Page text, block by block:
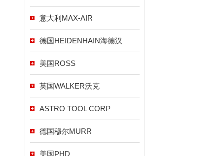
意大利MAX-AIR
德国HEIDENHAIN海德汉
美国ROSS
英国WALKER沃克
ASTRO TOOL CORP
德国穆尔MURR
美国PHD